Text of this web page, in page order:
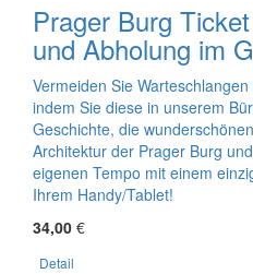
Prager Burg
und Abholung im
Vermeiden Sie
indem Sie diese in unserem
Geschichte, die
Architektur der Prager Burg
eigenen Tempo mit einem
Ihrem Handy/Tablet!
34,00 €
Detail